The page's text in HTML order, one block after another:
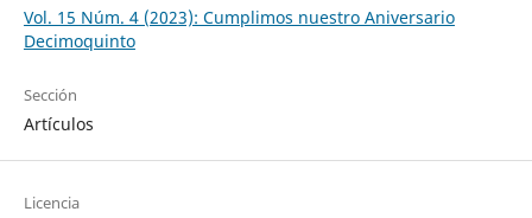
Vol. 15 Núm. 4 (2023): Cumplimos nuestro Aniversario
Decimoquinto
Sección
Artículos
Licencia